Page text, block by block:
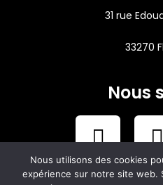
31 rue
33270
Nous
Nous utilisons des cookies
expérience sur notre site web.